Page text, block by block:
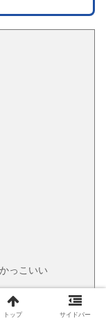
っこいい
トップ サイドバー